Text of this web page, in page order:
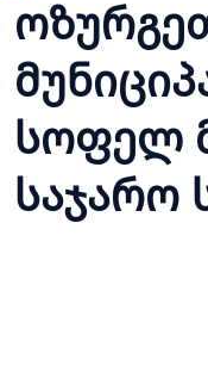
სოფელ
საჯარო